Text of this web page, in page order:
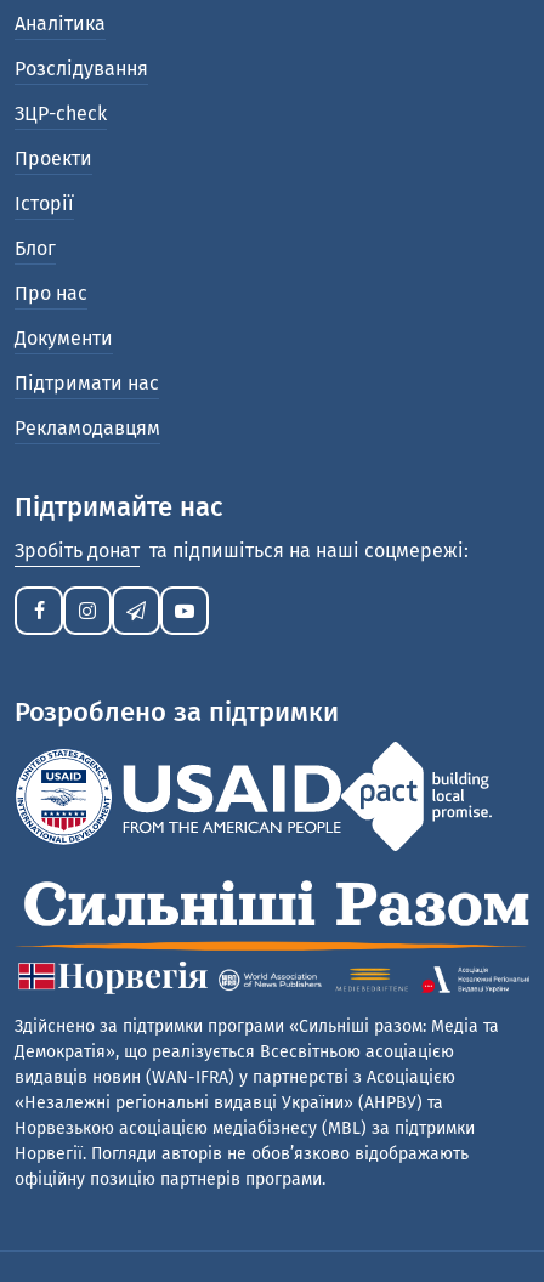
Аналітика
Розслідування
ЗЦР-check
Проекти
Історії
Блог
Про нас
Документи
Підтримати нас
Рекламодавцям
Підтримайте нас
Зробіть донат та підпишіться на наші соцмережі:
Розроблено за підтримки
Здійснено за підтримки програми «Сильніші разом: Медіа та
Демократія», що реалізується Всесвітньою асоціацією
видавців новин (WAN-IFRA) у партнерстві з Асоціацією
«Незалежні регіональні видавці України» (АНРВУ) та
Норвезькою асоціацією медіабізнесу (MBL) за підтримки
Норвегії. Погляди авторів не обов’язково відображають
офіційну позицію партнерів програми.